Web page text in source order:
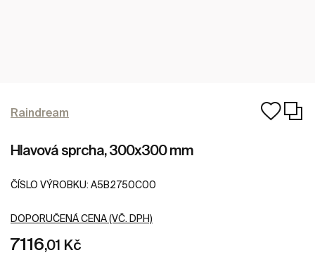
Raindream
Hlavová sprcha, 300x300 mm
ČÍSLO VÝROBKU: A5B2750C00
DOPORUČENÁ CENA (VČ. DPH)
7116,01 Kč